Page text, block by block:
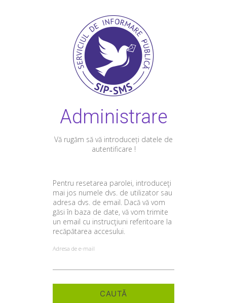
Administrare
Vă rugăm să vă introduceți datele de
autentificare !
Pentru resetarea parolei, introduceţi
mai jos numele dvs. de utilizator sau
adresa dvs. de email. Dacă vă vom
găsi în baza de date, vă vom trimite
un email cu instrucţiuni referitoare la
recăpătarea accesului.
Adresa de e-mail